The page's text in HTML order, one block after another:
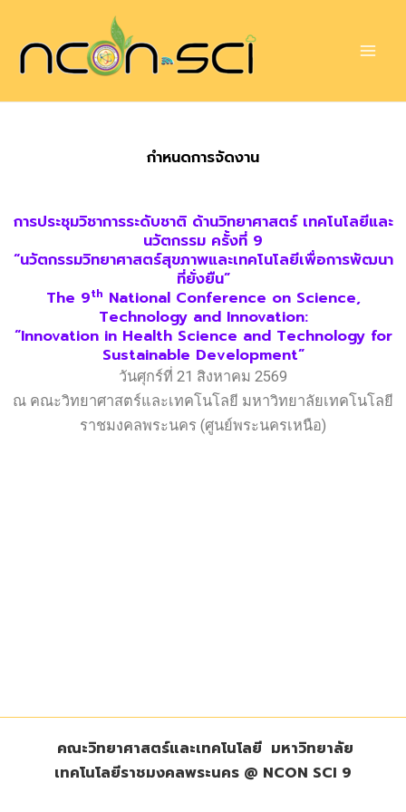
content
กำหนดการจัดงาน
การประชุมวิชาการระดับชาติ ด้านวิทยาศาสตร์ เทคโนโลยีและ
นวัตกรรม ครั้งที่ 9
“นวัตกรรมวิทยาศาสตร์สุขภาพและเทคโนโลยีเพื่อการพัฒนา
ที่ยั่งยืน”
The 9th National Conference on Science,
Technology and Innovation:
“Innovation in Health Science and Technology for
Sustainable Development”
วันศุกร์ที่ 21 สิงหาคม 2569
ณ คณะวิทยาศาสตร์และเทคโนโลยี มหาวิทยาลัยเทคโนโลยี
ราชมงคลพระนคร (ศูนย์พระนครเหนือ)
คณะวิทยาศาสตร์และเทคโนโลยี มหาวิทยาลัย
เทคโนโลยีราชมงคลพระนคร @ NCON SCI 9